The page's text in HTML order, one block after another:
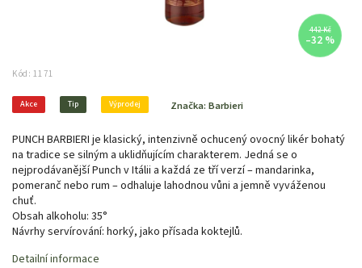
442 Kč
–32 %
Kód: 1171
Akce Tip Výprodej Značka: Barbieri
PUNCH BARBIERI je klasický, intenzivně ochucený ovocný likér bohatý
na tradice se silným a uklidňujícím charakterem. Jedná se o
nejprodávanější Punch v Itálii a každá ze tří verzí – mandarinka,
pomeranč nebo rum – odhaluje lahodnou vůni a jemně vyváženou
chuť.
Obsah alkoholu: 35°
Návrhy servírování: horký, jako přísada koktejlů.
Detailní informace